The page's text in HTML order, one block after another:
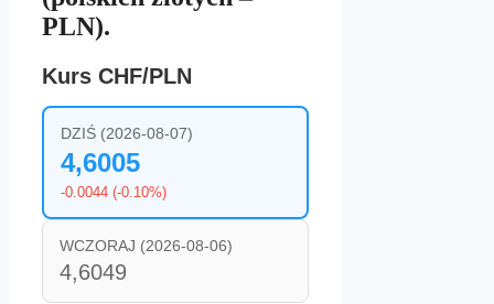
PLN).
Kurs CHF/PLN
DZIŚ (2026-08-07)
4,6005
-0.0044 (-0.10%)
WCZORAJ (2026-08-06)
4,6049